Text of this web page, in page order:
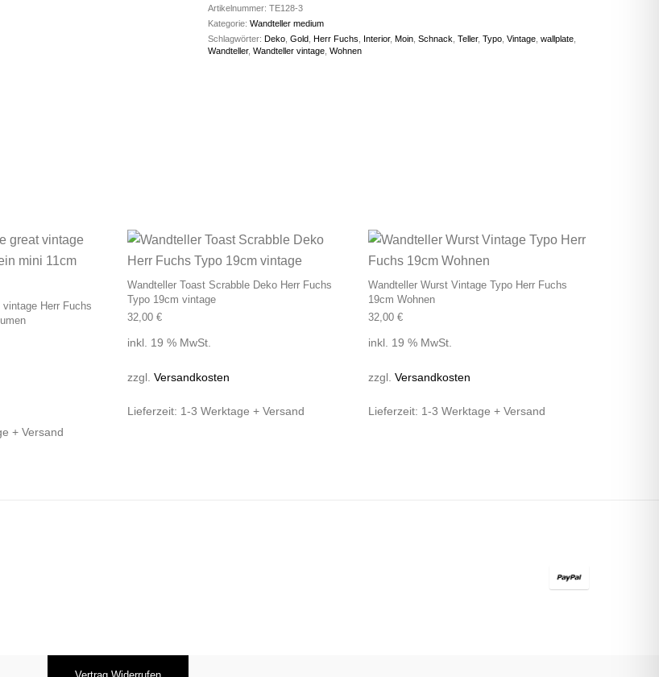
Artikelnummer: TE128-3
Kategorie: Wandteller medium
Schlagwörter: Deko, Gold, Herr Fuchs Interior, Moin, Schnack Teller, Typo, Vintage, wallplate,
Wandteller, Wandteller vintage, Wohnen
Herr Fuchs
+ Versand
Wandteller Toast Scrabble Deko Herr Fuchs
Typo 19cm vintage
32,00 €
inkl. 19 % MwSt.
zzgl. Versandkosten
Lieferzeit: 1-3 Werktage + Versand
Wandteller Wurst Vintage Typo Herr Fuchs
19cm Wohnen
32,00 €
inkl. 19 % MwSt.
zzgl. Versandkosten
Lieferzeit: 1-3 Werktage + Versand